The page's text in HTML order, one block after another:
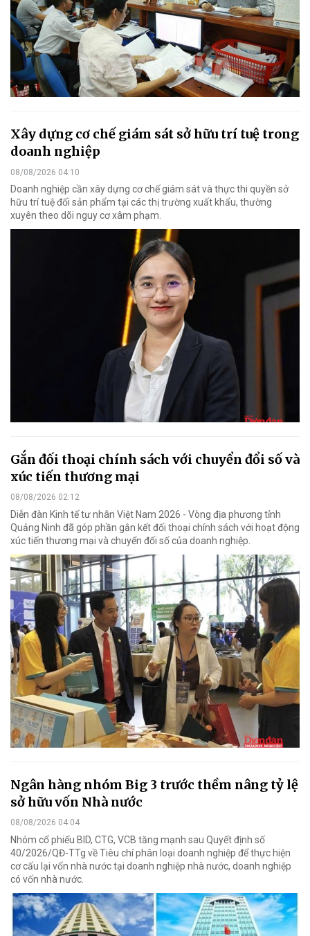
Xây dựng cơ chế giám sát sở hữu trí tuệ trong
doanh nghiệp
08/08/2026 04:10
Doanh nghiệp cần xây dựng cơ chế giám sát và thực thi quyền sở
hữu trí tuệ đối sản phẩm tại các thị trường xuất khẩu, thường
xuyên theo dõi nguy cơ xâm phạm.
Gắn đối thoại chính sách với chuyển đổi số và
xúc tiến thương mại
08/08/2026 02:12
Diễn đàn Kinh tế tư nhân Việt Nam 2026 - Vòng địa phương tỉnh
Quảng Ninh đã góp phần gắn kết đối thoại chính sách với hoạt động
xúc tiến thương mại và chuyển đổi số của doanh nghiệp.
Ngân hàng nhóm Big 3 trước thềm nâng tỷ lệ
sở hữu vốn Nhà nước
08/08/2026 04:04
Nhóm cổ phiếu BID, CTG, VCB tăng mạnh sau Quyết định số
40/2026/QĐ-TTg về Tiêu chí phân loại doanh nghiệp để thực hiện
cơ cấu lại vốn nhà nước tại doanh nghiệp nhà nước, doanh nghiệp
có vốn nhà nước.